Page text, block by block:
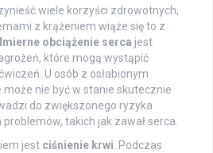
wiele korzyści zdrowotnych,
z krążeniem wiąże się to z
obciążenie serca jest
które mogą wystąpić
U osób z osłabionym
może nie być w stanie skutecznie
do zwiększonego ryzyka
takich jak zawał serca.
jest ciśnienie krwi . Podczas